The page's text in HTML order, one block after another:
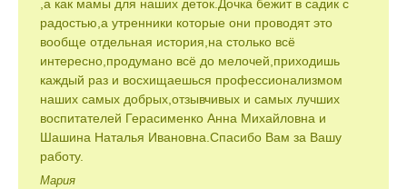
,а как мамы для наших деток.Дочка бежит в садик с
радостью,а утренники которые они проводят это
вообще отдельная история,на столько всё
интересно,продумано всё до мелочей,приходишь
каждый раз и восхищаешься профессионализмом
наших самых добрых,отзывчивых и самых лучших
воспитателей Герасименко Анна Михайловна и
Шашина Наталья Ивановна.Спасибо Вам за Вашу
работу.
Мария